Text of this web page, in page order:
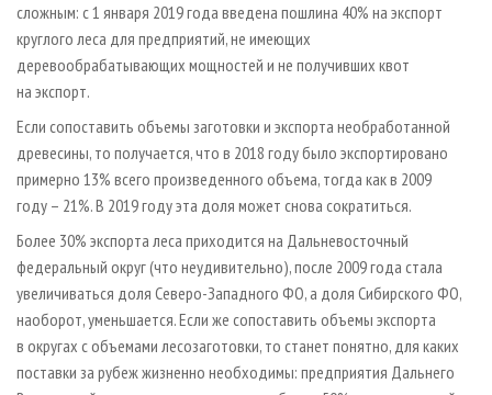
сложным: с 1 января 2019 года введена пошлина 40% на экспорт
круглого леса для предприятий, не имеющих
деревообрабатывающих мощностей и не получивших квот
на экспорт.
Если сопоставить объемы заготовки и экспорта необработанной
древесины, то получается, что в 2018 году было экспортировано
примерно 13% всего произведенного объема, тогда как в 2009
году – 21%. В 2019 году эта доля может снова сократиться.
Более 30% экспорта леса приходится на Дальневосточный
федеральный округ (что неудивительно), после 2009 года стала
увеличиваться доля Северо-Западного ФО, а доля Сибирского ФО,
наоборот, уменьшается. Если же сопоставить объемы экспорта
в округах с объемами лесозаготовки, то станет понятно, для каких
поставки за рубеж жизненно необходимы: предприятия Дальнего